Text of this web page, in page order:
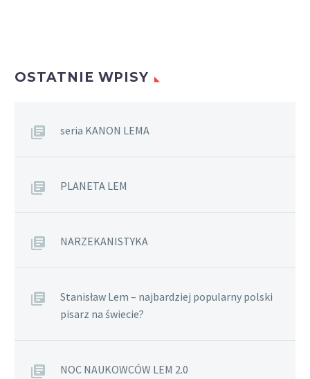
OSTATNIE WPISY
seria KANON LEMA
PLANETA LEM
NARZEKANISTYKA
Stanisław Lem – najbardziej popularny polski
pisarz na świecie?
NOC NAUKOWCÓW LEM 2.0